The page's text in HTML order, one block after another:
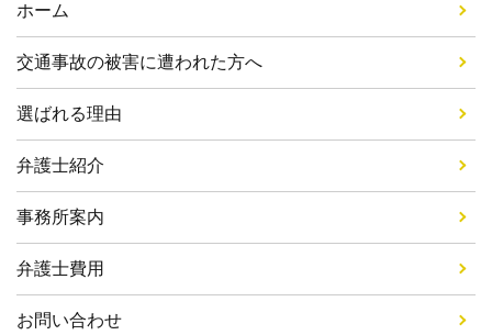
ホーム
交通事故の被害に遭われた方へ
選ばれる理由
弁護士紹介
事務所案内
弁護士費用
お問い合わせ